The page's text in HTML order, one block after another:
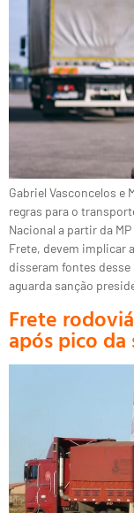
Gabriel Vasconcelos e
regras para o
Nacional a partir da
Frete, devem implicar
disseram fontes
aguarda sanção
Frete
após pico da